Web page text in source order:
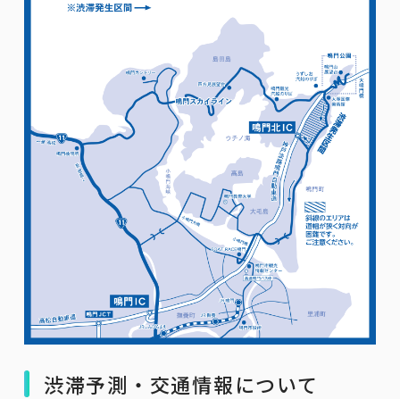
渋滞予測・交通情報について